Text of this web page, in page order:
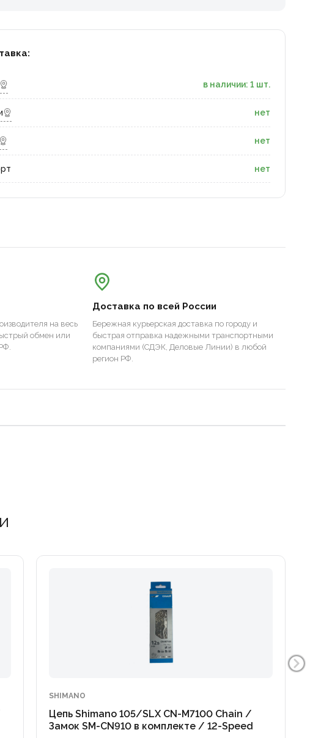
в наличии: 1 шт.
нет
нет
нет
на весь
обмен или
Доставка по всей России
Бережная курьерская доставка по городу и
быстрая отправка надежными транспортными
компаниями (СДЭК, Деловые Линии) в любой
регион РФ.
SHIMANO
Цепь Shimano 105/SLX CN-M7100 Chain /
Замок SM-CN910 в комплекте / 12-Speed